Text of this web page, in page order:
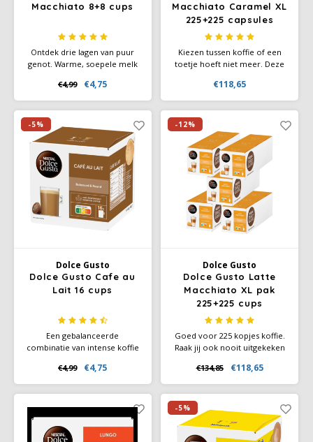
Macchiato 8+8 cups
Ontdek drie lagen van puur
genot. Warme, soepele melk
aangevuld met een melange
van pure premium Arabica
and Robusta.
€4,99 €4,75
Macchiato Caramel XL
225+225 capsules
Kiezen tussen koffie of een
toetje hoeft niet meer. Deze
je het beste van beide
werelden: een luchtige
melklaag met karamelaroma,
gevolgd door een krachtige
espresso – allemaal in één. De
perfecte afsluiter van elke
maaltijd.
€118,65
-5%
Dolce Gusto
Dolce Gusto Cafe au
Lait 16 cups
Een gebalanceerde
combinatie van intense koffie
één capsule die je binnen een
minuut de perfecte koffie
biedt.
€4,99 €4,75
-12%
Dolce Gusto
Dolce Gusto Latte
Macchiato XL pak
225+225 cups
Goed voor 225 kopjes koffie.
Raak jij ook nooit uitgekeken
Dolce Gusto? Geniet dan nog
langer van jouw overheerlijke
melkkoffie met de Latte
Macchiato XL-verpakking.
€134,85 €118,65
-5%